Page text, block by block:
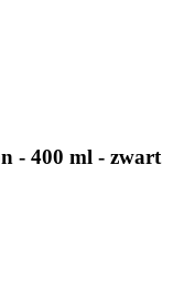
- 400 ml - zwart